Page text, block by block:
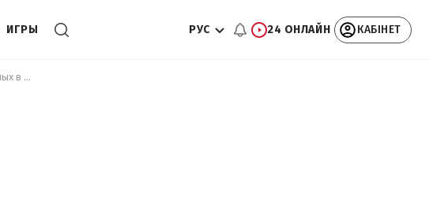
ИГРЫ РУС 24 ОНЛАЙН КАБІНЕТ
В России подтвердили перевозки украинских политзаключенных в Москву: что это значит